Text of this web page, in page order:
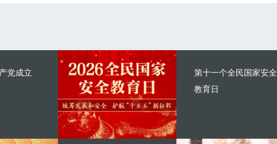
党成立
第十一个全民国家安全
教育日